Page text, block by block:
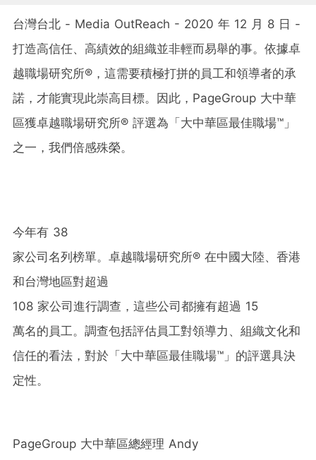
台灣台北 - Media OutReach - 2020 年 12 月 8 日 -
打造高信任、高績效的組織並非輕而易舉的事。依據卓
越職場研究所®，這需要積極打拼的員工和領導者的承
諾，才能實現此崇高目標。因此，PageGroup 大中華
區獲卓越職場研究所® 評選為「大中華區最佳職場™」
之一，我們倍感殊榮。
今年有 38
家公司名列榜單。卓越職場研究所® 在中國大陸、香港
和台灣地區對超過
108 家公司進行調查，這些公司都擁有超過 15
萬名的員工。調查包括評估員工對領導力、組織文化和
信任的看法，對於「大中華區最佳職場™」的評選具決
定性。
PageGroup 大中華區總經理 Andy